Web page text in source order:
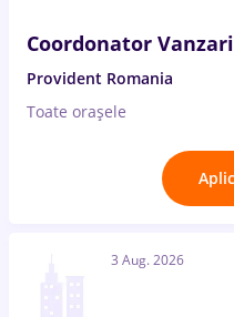
Coordonator Vanzari
Provident Romania
Toate oraşele
3 Aug. 2026